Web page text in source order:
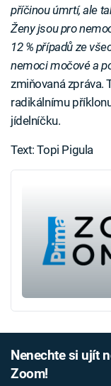
příčinou úmrtí, ale
Ženy jsou pro
12 % případů ze
nemoci močové a
zmiňovaná zpráva.
radikálnímu
jídelníčku.
Text: Topi Pigula
Nenechte si ujít
Zoom!